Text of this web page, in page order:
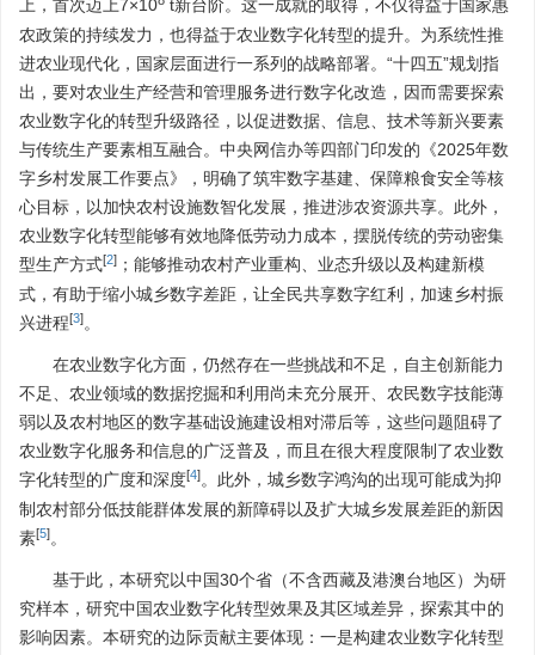
上，首次迈上7×10
t新台阶。这一成就的取得，不仅得益于国家惠
农政策的持续发力，也得益于农业数字化转型的提升。为系统性推
进农业现代化，国家层面进行一系列的战略部署。“十四五”规划指
出，要对农业生产经营和管理服务进行数字化改造，因而需要探索
农业数字化的转型升级路径，以促进数据、信息、技术等新兴要素
与传统生产要素相互融合。中央网信办等四部门印发的《2025年数
字乡村发展工作要点》，明确了筑牢数字基建、保障粮食安全等核
心目标，以加快农村设施数智化发展，推进涉农资源共享。此外，
农业数字化转型能够有效地降低劳动力成本，摆脱传统的劳动密集
型生产方式[2] ；能够推动农村产业重构、业态升级以及构建新模
式，有助于缩小城乡数字差距，让全民共享数字红利，加速乡村振
兴进程[3]。
在农业数字化方面，仍然存在一些挑战和不足，自主创新能力
不足、农业领域的数据挖掘和利用尚未充分展开、农民数字技能薄
弱以及农村地区的数字基础设施建设相对滞后等，这些问题阻碍了
农业数字化服务和信息的广泛普及，而且在很大程度限制了农业数
字化转型的广度和深度[4]。此外，城乡数字鸿沟的出现可能成为抑
制农村部分低技能群体发展的新障碍以及扩大城乡发展差距的新因
素[5]。
基于此，本研究以中国30个省（不含西藏及港澳台地区）为研
究样本，研究中国农业数字化转型效果及其区域差异，探索其中的
影响因素。本研究的边际贡献主要体现：一是构建农业数字化转型